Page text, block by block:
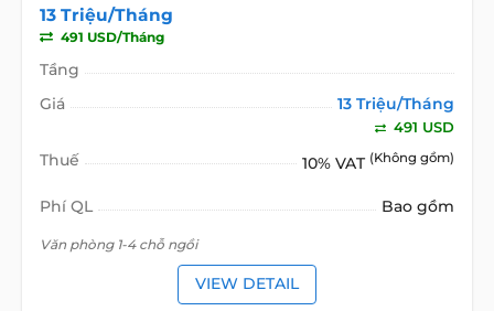
13 Triệu/Tháng
491 USD/Tháng
Tầng
Giá
13 Triệu/Tháng
491 USD
Thuế 10% VAT (Không gồm)
Phí QL Bao gồm
Văn phòng 1-4 chỗ ngồi
VIEW DETAIL